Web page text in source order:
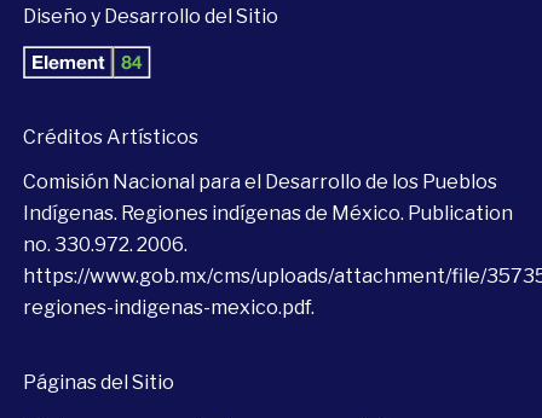
Diseño y Desarrollo del Sitio
Créditos Artísticos
Comisión Nacional para el Desarrollo de los Pueblos
Indígenas. Regiones indígenas de México. Publication
no. 330.972. 2006.
https://www.gob.mx/cms/uploads/attachment/file/
regiones-indigenas-mexico.pdf.
Páginas del Sitio